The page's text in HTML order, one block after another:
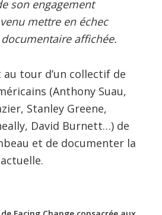
son engagement
mettre en échec
affichée.
au tour d’un collectif de
(Anthony Suau,
Stanley Greene,
David Burnett…) de
et de documenter la